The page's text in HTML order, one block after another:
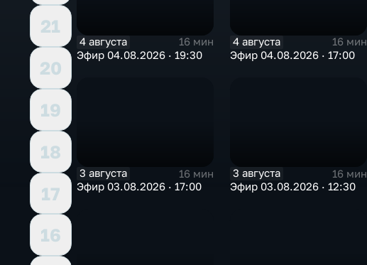
21
20
19
18
17
16
4 августа
16 мин
Эфир 04.08.2026 · 19:30
4 августа
16 мин
Эфир 04.08.2026 · 17:00
3 августа
16 мин
Эфир 03.08.2026 · 17:00
3 августа
16 мин
Эфир 03.08.2026 · 12:30